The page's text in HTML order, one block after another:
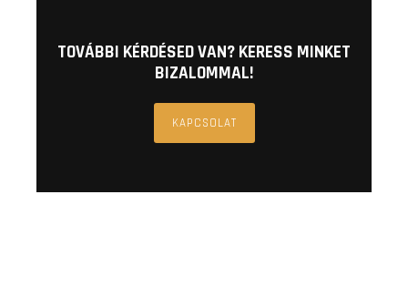
TOVÁBBI KÉRDÉSED VAN? KERESS MINKET
BIZALOMMAL!
KAPCSOLAT